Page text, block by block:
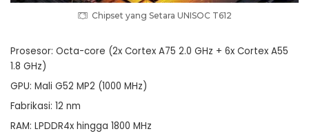
Chipset yang Setara UNISOC T612
Prosesor: Octa-core (2x Cortex A75 2.0 GHz + 6x Cortex A55
1.8 GHz)
GPU: Mali G52 MP2 (1000 MHz)
Fabrikasi: 12 nm
RAM: LPDDR4x hingga 1800 MHz